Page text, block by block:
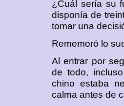
¿Cuál sería su
disponía de
tomar una
Rememoró lo
Al entrar por
de todo,
chino estaba
calma antes de